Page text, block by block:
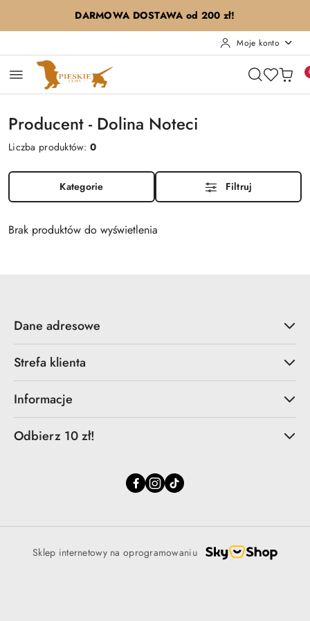
Przejdź do treści głównej
Przejdź do wyszukiwarki
Przejdź do moje konto
Przejdź do menu głównego
Przejdź do stopkiDARMOWA DOSTAWA od 200 zł!
Moje konto
Producent - Dolina Noteci
Liczba produktów:0
Kategorie Filtruj
Brak produktów do wyświetlenia
Dane adresowe
Strefa klienta
Informacje
Odbierz 10 zł!
Sklep internetowy na oprogramowaniu